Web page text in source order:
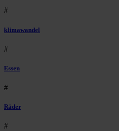
#
klimawandel
#
Essen
#
Räder
#